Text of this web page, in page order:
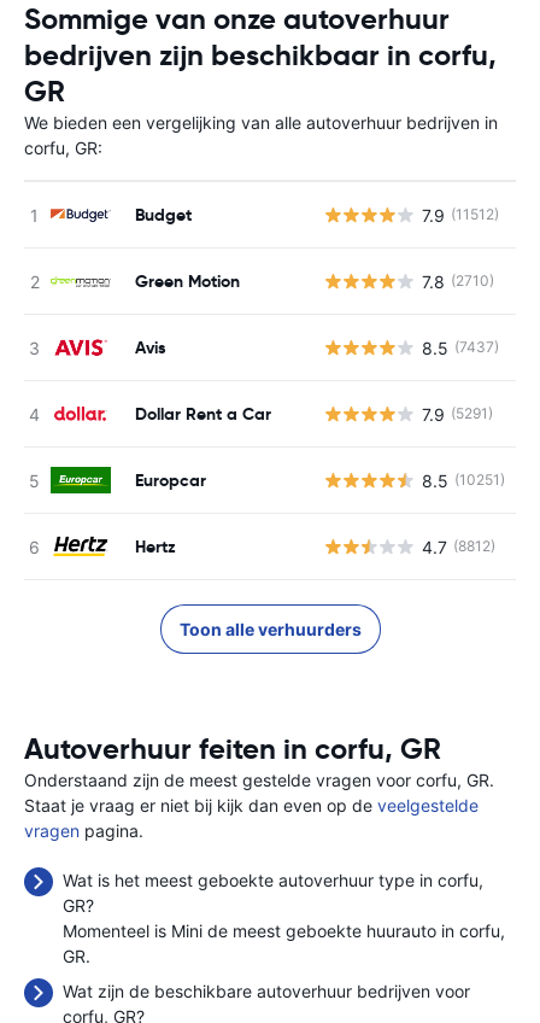
Sommige van onze autoverhuur
bedrijven zijn beschikbaar in corfu,
GR
We bieden een vergelijking van alle autoverhuur bedrijven in
corfu, GR:
Budget 7.9 (11512)
Green Motion 7.8 (2710)
Avis 8.5 (7437)
Dollar Rent a Car 7.9 (5291)
Europcar 8.5 (10251)
Hertz 4.7 (8812)
Toon alle verhuurders
Autoverhuur feiten in corfu, GR
Onderstaand zijn de meest gestelde vragen voor corfu, GR.
Staat je vraag er niet bij kijk dan even op de veelgestelde
vragen pagina.
Wat is het meest geboekte autoverhuur type in corfu,
GR?
Momenteel is Mini de meest geboekte huurauto in corfu,
GR.
Wat zijn de beschikbare autoverhuur bedrijven voor
corfu, GR?